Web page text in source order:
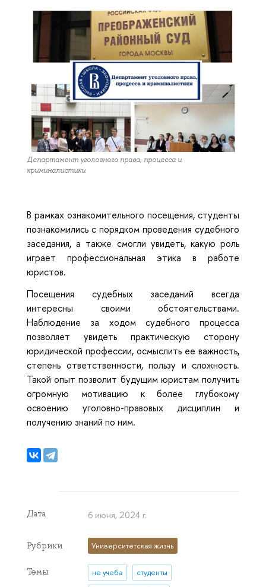
Департамент уголовного права, процесса и
криминалистики
В рамках ознакомительного посещения, студенты
познакомились с порядком проведения судебного
заседания, а также смогли увидеть, какую роль
играет профессиональная этика в работе
юристов.
Посещения судебных заседаний всегда
интересны своими обстоятельствами.
Наблюдение за ходом судебного процесса
позволяет увидеть практическую сторону
юридической профессии, осмыслить ее важность,
степень ответственности, пользу и сложность.
Такой опыт позволит будущим юристам получить
огромную мотивацию к более глубокому
освоению уголовно-правовых дисциплин и
получению знаний по ним.
Дата 6 июня, 2024 г.
Рубрики Университетская жизнь
Темы не учеба студенты